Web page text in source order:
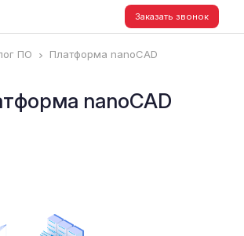
Заказать звонок
ПО Платформа nanoCAD
nanoCAD